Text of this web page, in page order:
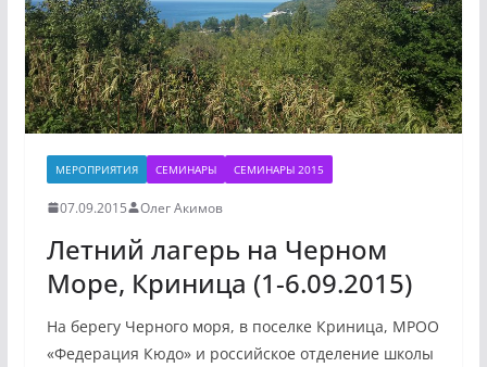
МЕРОПРИЯТИЯ СЕМИНАРЫ СЕМИНАРЫ 2015
07.09.2015 Олег Акимов
Летний лагерь на Черном
Море, Криница (1-6.09.2015)
На берегу Черного моря, в поселке Криница, МРОО
«Федерация Кюдо» и российское отделение школы